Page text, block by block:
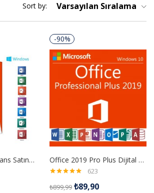
Sort by: Varsayılan Sıralama
Office 2019 Pro Lisans Satın Al
-90%
Office 2019 Pro Plus Dijital Lisans Anahtarı
4.98oy aldı
623
₺899,99 ₺89,90